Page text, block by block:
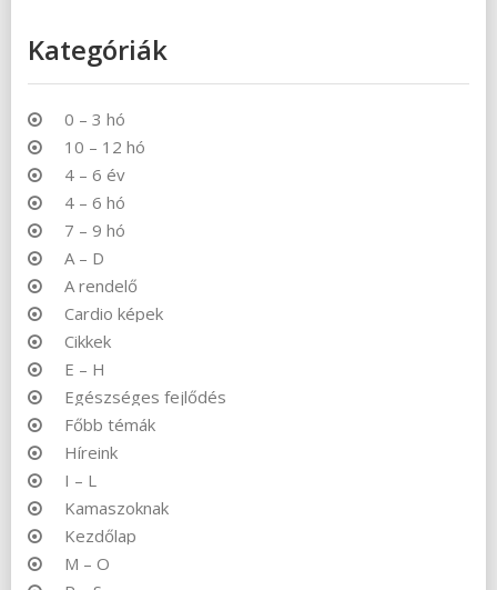
Kategóriák
0 – 3 hó
10 – 12 hó
4 – 6 év
4 – 6 hó
7 – 9 hó
A – D
A rendelő
Cardio képek
Cikkek
E – H
Egészséges fejlődés
Főbb témák
Híreink
I – L
Kamaszoknak
Kezdőlap
M – O